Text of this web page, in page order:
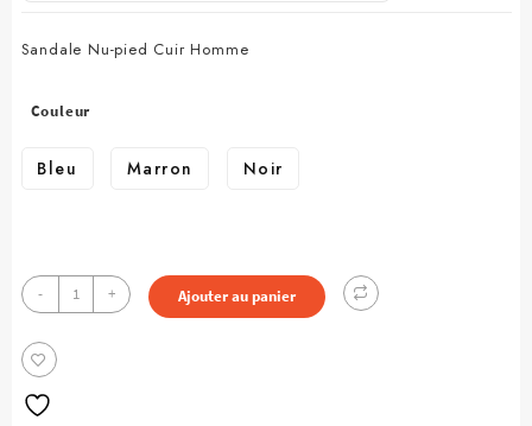
Sandale Nu-pied Cuir Homme
Couleur
Bleu Marron Noir
-
quantité
de
Cuir
+ Ajouter au panier